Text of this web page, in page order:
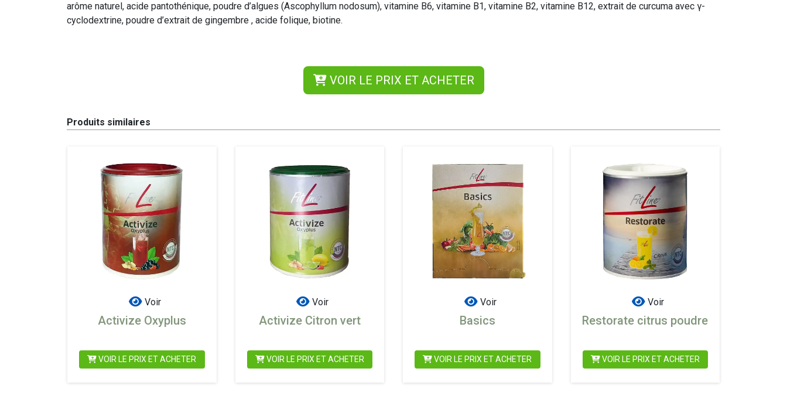
arôme naturel, acide pantothénique, poudre d’algues (Ascophyllum nodosum), vitamine B6, vitamine B1, vitamine B2, vitamine B12, extrait de curcuma avec γ-
cyclodextrine, poudre d’extrait de gingembre , acide folique, biotine.
VOIR LE PRIX ET ACHETER
Produits similaires
Voir
Activize Oxyplus
VOIR LE PRIX ET ACHETER
Voir
Activize Citron vert
VOIR LE PRIX ET ACHETER
Voir
Basics
VOIR LE PRIX ET ACHETER
Voir
Restorate citrus poudre
VOIR LE PRIX ET ACHETER